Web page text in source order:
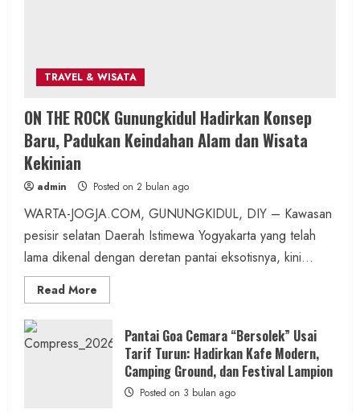
Berita KUA Semugih, DIY
Keutamaan Sholawat dan Kunci Hidup
Tenang Jadi Materi Utama Pengajian
Aparat Margosari
admin Posted on 7 jam ago
Kebakaran Hanguskan Kantin dan Gudang
SD Negeri 1 Jerukan, Polsek Juwangi
Lakukan Olah TKP
TRAVEL & WISATA
ON THE ROCK Gunungkidul Hadirkan Konsep
Baru, Padukan Keindahan Alam dan Wisata
Kekinian
admin Posted on 2 bulan ago
WARTA-JOGJA.COM, GUNUNGKIDUL, DIY – Kawasan
pesisir selatan Daerah Istimewa Yogyakarta yang telah
lama dikenal dengan deretan pantai eksotisnya, kini...
Read More
more
ROCK
Gunungkidul
Hadirkan
Konsep
Baru,
Padukan
Pantai Goa Cemara “Bersolek” Usai
Tarif Turun: Hadirkan Kafe Modern,
Camping Ground, dan Festival Lampion
Posted on 3 bulan ago